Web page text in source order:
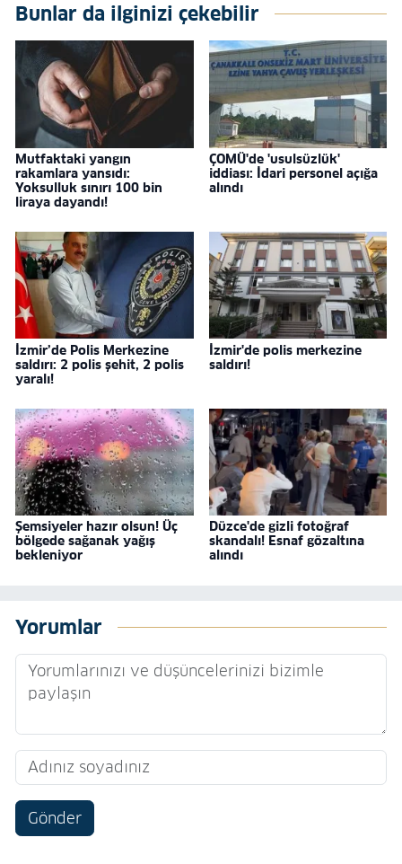
Bunlar da ilginizi çekebilir
Mutfaktaki yangın
rakamlara yansıdı:
Yoksulluk sınırı 100 bin
liraya dayandı!
ÇOMÜ'de 'usulsüzlük'
iddiası: İdari personel açığa
alındı
İzmir’de Polis Merkezine
saldırı: 2 polis şehit, 2 polis
yaralı!
İzmir'de polis merkezine
saldırı!
Şemsiyeler hazır olsun! Üç
bölgede sağanak yağış
bekleniyor
Düzce'de gizli fotoğraf
skandalı! Esnaf gözaltına
alındı
Yorumlar
Gönder